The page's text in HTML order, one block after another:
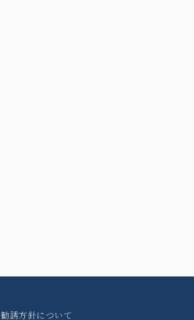
勧誘方針について